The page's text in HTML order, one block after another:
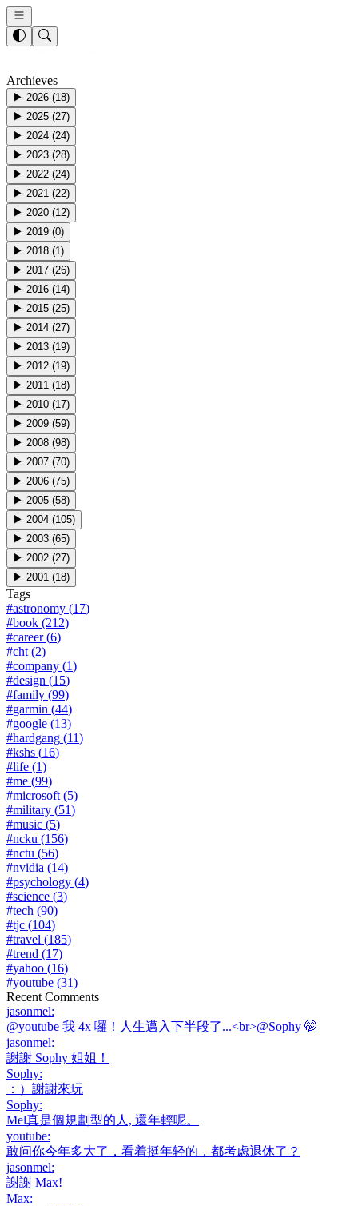
Archieves
▶ 2026 (18)
▶ 2025 (27)
▶ 2024 (24)
▶ 2023 (28)
▶ 2022 (24)
▶ 2021 (22)
▶ 2020 (12)
▶ 2019 (0)
▶ 2018 (1)
▶ 2017 (26)
▶ 2016 (14)
▶ 2015 (25)
▶ 2014 (27)
▶ 2013 (19)
▶ 2012 (19)
▶ 2011 (18)
▶ 2010 (17)
▶ 2009 (59)
▶ 2008 (98)
▶ 2007 (70)
▶ 2006 (75)
▶ 2005 (58)
▶ 2004 (105)
▶ 2003 (65)
▶ 2002 (27)
▶ 2001 (18)
Tags
#astronomy (17)
#book (212)
#career(6)
#cht (2)
#company (1)
#design (15)
#family (99)
#garmin (44)
#google (13)
#hardgang (11)
#kshs (16)
#life (1)
#me (99)
#microsoft (5)
#military (51)
#music (5)
#ncku (156)
#nctu (56)
#nvidia (14)
#psychology (4)
#science (3)
#tech (90)
#tjc (104)
#travel (185)
#trend (17)
#yahoo (16)
#youtube (31)
Recent Comments
jasonmel:
@youtube 我 4x 囉！人生邁入下半段了...<br>@Sophy 🤭
jasonmel:
謝謝 Sophy 姐姐！
Sophy:
：）謝謝來玩
Sophy:
Mel真是個規劃型的人, 還年輕呢。
youtube:
敢问你今年多大了，看着挺年轻的，都考虑退休了？
jasonmel:
謝謝 Max!
Max: